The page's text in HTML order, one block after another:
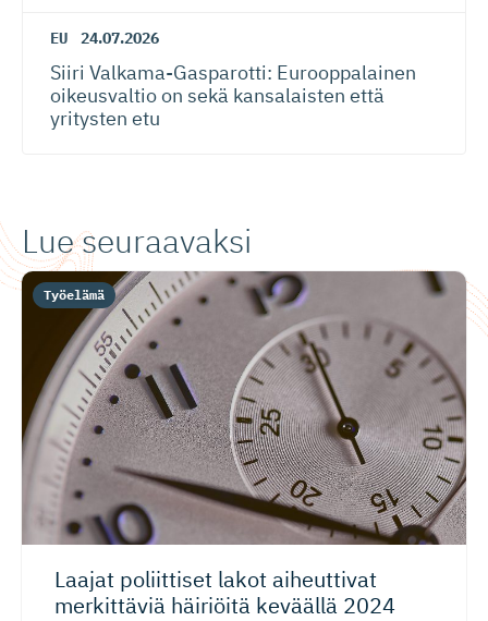
EU 24.07.2026
Siiri Valkama-Gas­pa­rotti: Eurooppalainen
oikeusvaltio on sekä kansalaisten että
yritysten etu
Lue seuraavaksi
Laajat poliittiset lakot aiheuttivat
merkittäviä häiriöitä keväällä 2024
Työelämä